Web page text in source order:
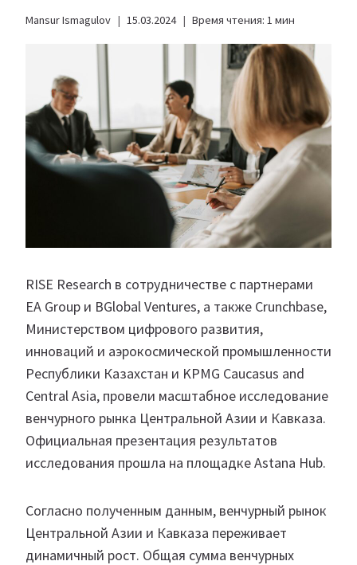
Mansur Ismagulov 15.03.2024 Время чтения: 1 мин
RISE Research в сотрудничестве с партнерами
EA Group и BGlobal Ventures, а также Crunchbase,
Министерством цифрового развития,
инноваций и аэрокосмической промышленности
Республики Казахстан и KPMG Caucasus and
Central Asia, провели масштабное исследование
венчурного рынка Центральной Азии и Кавказа.
Официальная презентация результатов
исследования прошла на площадке Astana Hub.
Согласно полученным данным, венчурный рынок
Центральной Азии и Кавказа переживает
динамичный рост. Общая сумма венчурных